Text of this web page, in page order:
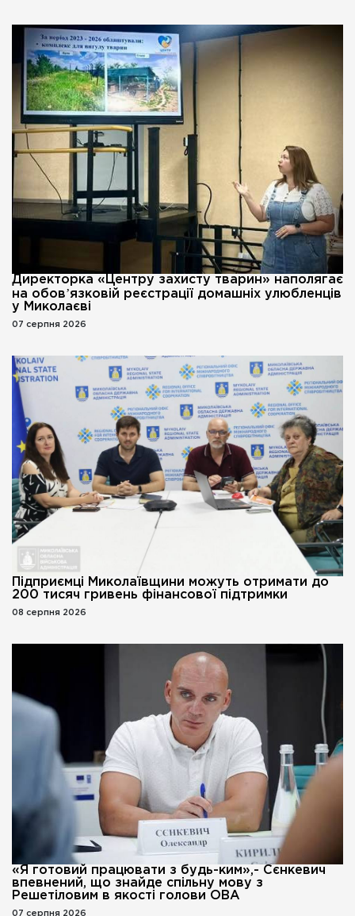
Директорка «Центру захисту тварин» наполягає
на обовʼязковій реєстрації домашніх улюбленців
у Миколаєві
07 серпня 2026
Підприємці Миколаївщини можуть отримати до
200 тисяч гривень фінансової підтримки
08 серпня 2026
«Я готовий працювати з будь-ким»,- Сєнкевич
впевнений, що знайде спільну мову з
Решетіловим в якості голови ОВА
07 серпня 2026